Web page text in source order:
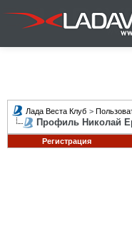
Лада Веста Клуб >
Профиль Николай
Регистрация